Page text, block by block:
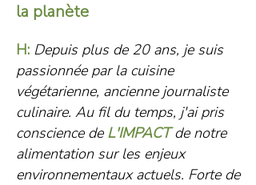
la planète
H: Depuis plus de 20 ans, je suis
passionnée par la cuisine
végétarienne, ancienne journaliste
culinaire. Au fil du temps, j'ai pris
conscience de L'IMPACTde notre
alimentation sur les enjeux
environnementaux actuels. Forte de